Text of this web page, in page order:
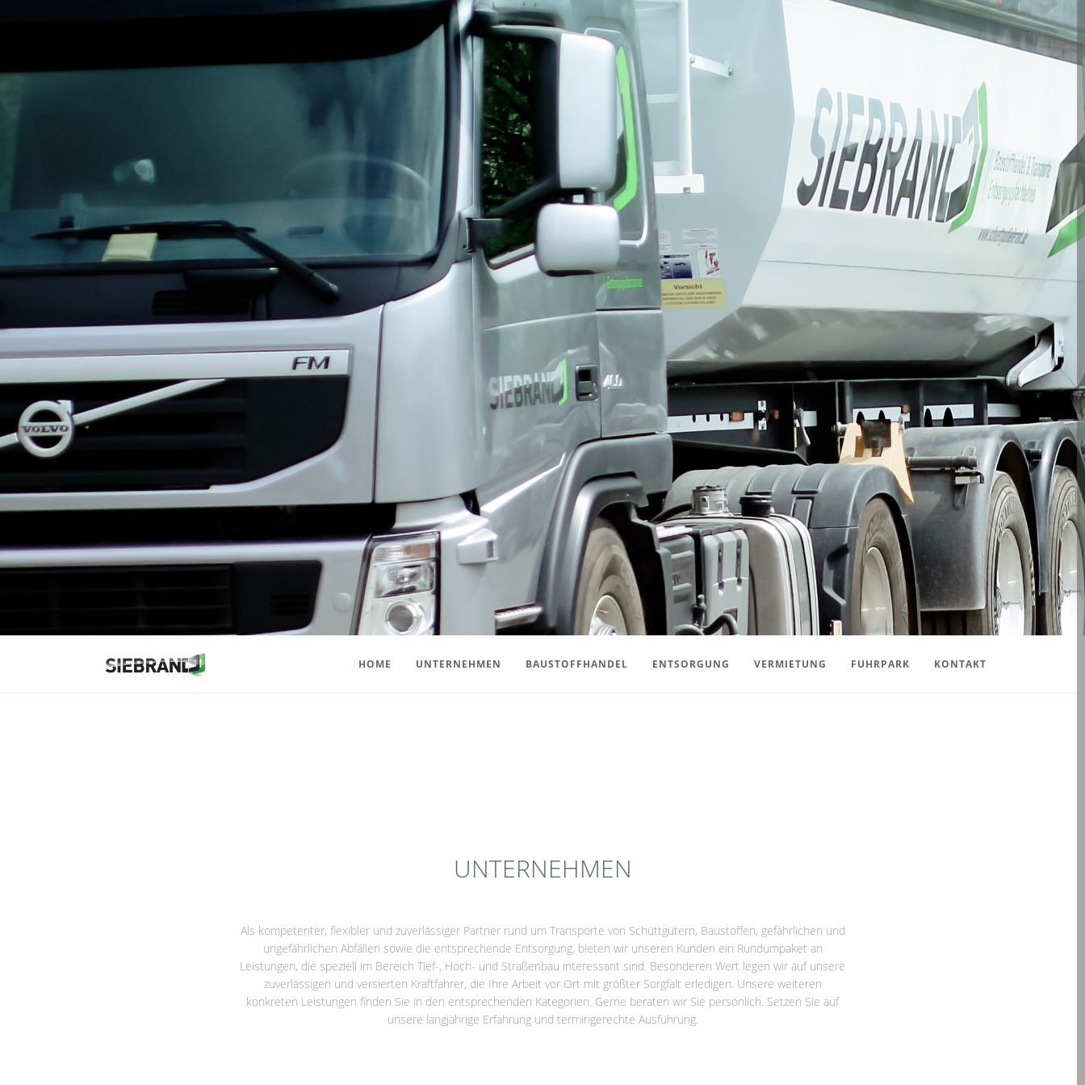
HOME UNTERNEHMEN BAUSTOFFHANDEL ENTSORGUNG VERMIETUNG FUHRPARK KONTAKT
UNTERNEHMEN
Als kompetenter, flexibler und zuverlässiger Partner rund um Transporte von Schüttgütern, Baustoffen, gefährlichen und
ungefährlichen Abfällen sowie die entsprechende Entsorgung, bieten wir unseren Kunden ein Rundumpaket an
Leistungen, die speziell im Bereich Tief-, Hoch- und Straßenbau interessant sind. Besonderen Wert legen wir auf unsere
zuverlässigen und versierten Kraftfahrer, die Ihre Arbeit vor Ort mit größter Sorgfalt erledigen. Unsere weiteren
konkreten Leistungen finden Sie in den entsprechenden Kategorien. Gerne beraten wir Sie persönlich. Setzen Sie auf
unsere langjährige Erfahrung und termingerechte Ausführung.